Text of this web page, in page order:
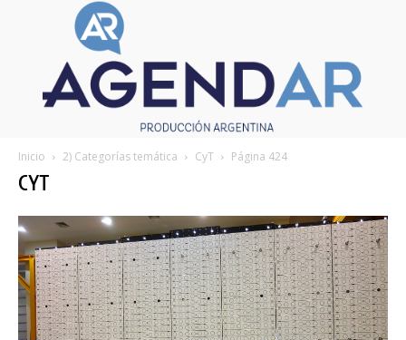
Inicio 2) Categorías temática CyT Página 424
CYT